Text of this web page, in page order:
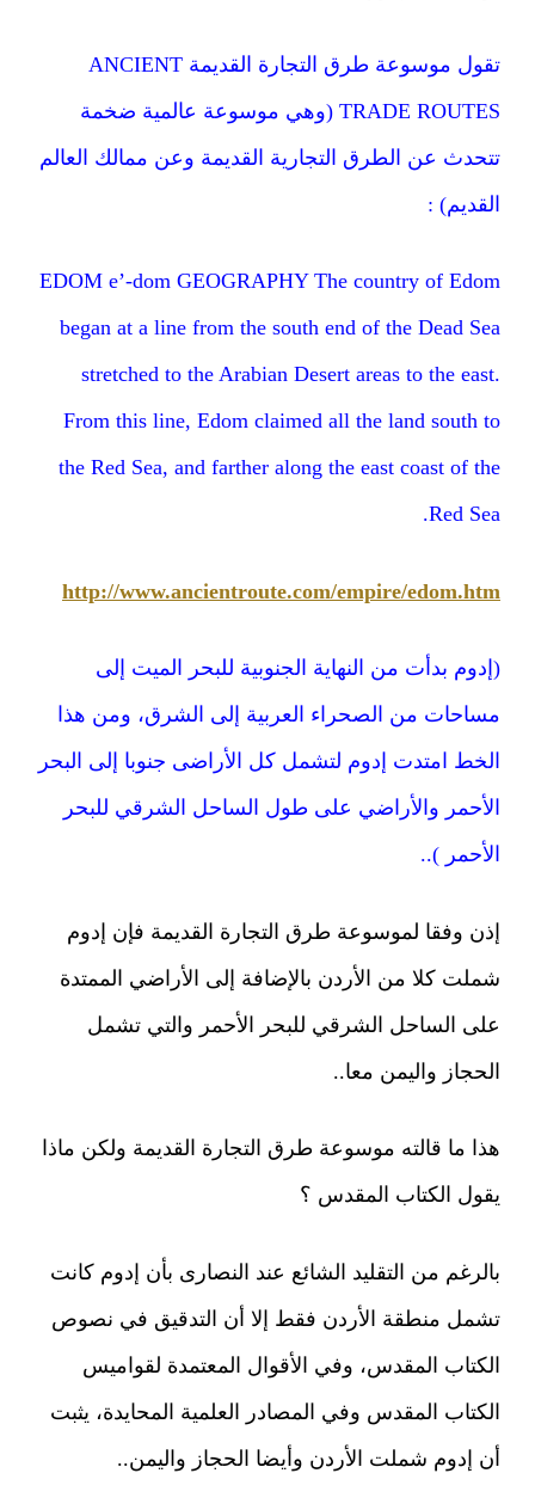
تقول موسوعة طرق التجارة القديمة ANCIENT
TRADE ROUTES (وهي موسوعة عالمية ضخمة
تتحدث عن الطرق التجارية القديمة وعن ممالك العالم
القديم) :
EDOM e’-dom GEOGRAPHY The country of Edom
began at a line from the south end of the Dead Sea
stretched to the Arabian Desert areas to the east.
From this line, Edom claimed all the land south to
the Red Sea, and farther along the east coast of the
Red Sea.
http://www.ancientroute.com/empire/edom.htm
(إدوم بدأت من النهاية الجنوبية للبحر الميت إلى
مساحات من الصحراء العربية إلى الشرق، ومن هذا
الخط امتدت إدوم لتشمل كل الأراضى جنوبا إلى البحر
الأحمر والأراضي على طول الساحل الشرقي للبحر
الأحمر )..
إذن وفقا لموسوعة طرق التجارة القديمة فإن إدوم
شملت كلا من الأردن بالإضافة إلى الأراضي الممتدة
على الساحل الشرقي للبحر الأحمر والتي تشمل
الحجاز واليمن معا..
هذا ما قالته موسوعة طرق التجارة القديمة ولكن ماذا
يقول الكتاب المقدس ؟
بالرغم من التقليد الشائع عند النصارى بأن إدوم كانت
تشمل منطقة الأردن فقط إلا أن التدقيق في نصوص
الكتاب المقدس، وفي الأقوال المعتمدة لقواميس
الكتاب المقدس وفي المصادر العلمية المحايدة، يثبت
أن إدوم شملت الأردن وأيضا الحجاز واليمن..